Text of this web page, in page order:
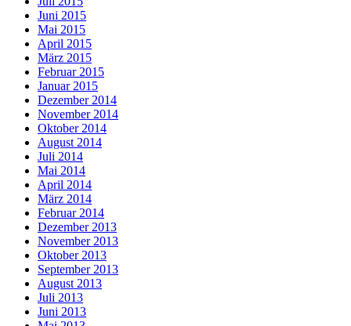
Juni 2015
Mai 2015
April 2015
März 2015
Februar 2015
Januar 2015
Dezember 2014
November 2014
Oktober 2014
August 2014
Juli 2014
Mai 2014
April 2014
März 2014
Februar 2014
Dezember 2013
November 2013
Oktober 2013
September 2013
August 2013
Juli 2013
Juni 2013